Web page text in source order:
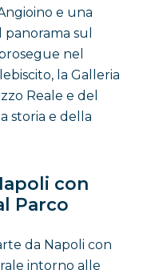
e una
sul
nel
la Galleria
Reale e del
storia e della
con
Parco
da Napoli con
intorno alle